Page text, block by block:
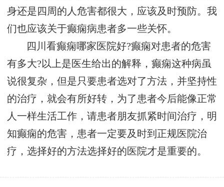
身还是四周的人危害都很大，应该及时预防。我
们也应该关于癫痫病患者多一些关怀。
四川看癫痫哪家医院好?癫痫对患者的危害
有多大?以上是医生给出的解释，癫痫这种病虽
说很复杂，但是只要患者选对了方法，并坚持性
的治疗，就会有所好转，为了患者今后能像正常
人一样生活工作，请患者朋友抓紧时间治疗，明
知癫痫的危害，患者一定要及时到正规医院治
疗，选择好的方法选择好的医院才是重要的。